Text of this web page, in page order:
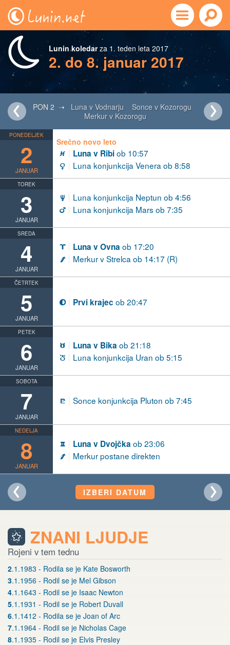
Lunin koledarza 1. teden leta 2017
2. do 8. januar 2017
PON 2 ➝ Luna v Vodnarju
Sonce v Kozorogu
Merkur v Kozorogu
PONEDELJEK
2
JANUAR
Srečno novo leto
L Luna v Ribiob 10:57
d Luna konjunkcija Venera ob 8:58
TOREK
3
JANUAR
i Luna konjunkcija Neptun ob 4:56
e Luna konjunkcija Mars ob 7:35
SREDA
4
JANUAR
A Luna v Ovna ob 17:20
I Merkur v Strelca ob 14:17 (R)
ČETRTEK
5
JANUAR
T Prvi krajec ob 20:47
PETEK
6
JANUAR
B Luna v Bika ob 21:18
h Luna konjunkcija Uran ob 5:15
SOBOTA
7
JANUAR
j Sonce konjunkcija Pluton ob 7:45
NEDELJA
8
JANUAR
C Luna v Dvojčka ob 23:06
I Merkur postane direkten
IZBERI DATUM
ZNANI LJUDJE
Rojeni v tem tednu
2.1.1983 - Rodila se je Kate Bosworth
3.1.1956 - Rodil se je Mel Gibson
4.1.1643 - Rodil se je Isaac Newton
5.1.1931 - Rodil se je Robert Duvall
6.1.1412 - Rodila se je Joan of Arc
7.1.1964 - Rodil se je Nicholas Cage
8.1.1935 - Rodil se je Elvis Presley